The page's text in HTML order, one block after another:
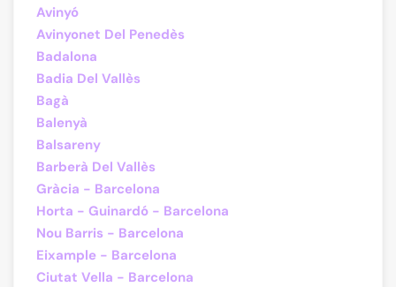
Avinyó
Avinyonet Del Penedès
Badalona
Badia Del Vallès
Bagà
Balenyà
Balsareny
Barberà Del Vallès
Gràcia - Barcelona
Horta - Guinardó - Barcelona
Nou Barris - Barcelona
Eixample - Barcelona
Ciutat Vella - Barcelona